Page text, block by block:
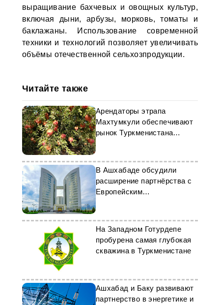
выращивание бахчевых и овощных культур,
включая дыни, арбузы, морковь, томаты и
баклажаны. Использование современной
техники и технологий позволяет увеличивать
объёмы отечественной сельхозпродукции.
Читайте также
Арендаторы этрапа
Махтумкули обеспечивают
рынок Туркменистана
гранатами
В Ашхабаде обсудили
расширение партнёрства с
Европейским
инвестиционным банком
На Западном Готурдепе
пробурена самая глубокая
скважина в Туркменистане
Ашхабад и Баку развивают
партнерство в энергетике и